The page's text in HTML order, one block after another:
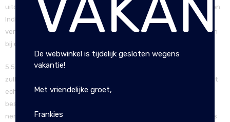
uitdeelcadeautjes kunnen wij slechts een beperkte garantie bieden.
Indien u bij een van onze artikelen een gebrek of defect ontdekt,
verzoeken wij u binnen 48 uur na levering hier melding van te doen
bij ons.
5.5. Wanneer het product binnen de garantieperiode kapot gaat,
zullen wij het volledige aankoopbedrag aan u vergoeden. Dat geldt
echter niet wanneer er sprake is van opzet of bewuste
beschadiging. Tevens verzoeken wij u vriendelijk contact op te
nemen met uw verzekeringsmaatschappij, indien de schade plaats
De webwinkel is tijdelijk gesloten wegens
vakantie!
Met vriendelijke groet,
Frankies